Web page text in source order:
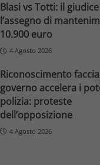
Blasi vs Totti: il
l’assegno di
10.900 euro
4 Agosto 2026
Riconoscimento
governo accelera i
polizia: proteste
dell’opposizione
4 Agosto 2026